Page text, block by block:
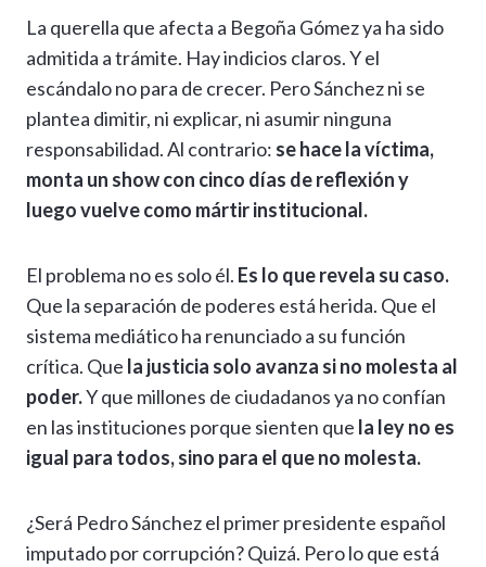
La querella que afecta a Begoña Gómez ya ha sido
admitida a trámite. Hay indicios claros. Y el
escándalo no para de crecer. Pero Sánchez ni se
plantea dimitir, ni explicar, ni asumir ninguna
responsabilidad. Al contrario: se hace la víctima,
monta un show con cinco días de reflexión y
luego vuelve como mártir institucional.
El problema no es solo él. Es lo que revela su caso.
Que la separación de poderes está herida. Que el
sistema mediático ha renunciado a su función
crítica. Que la justicia solo avanza si no molesta al
poder.Y que millones de ciudadanos ya no confían
en las instituciones porque sienten que la ley no es
igual para todos, sino para el que no molesta.
¿Será Pedro Sánchez el primer presidente español
imputado por corrupción? Quizá. Pero lo que está